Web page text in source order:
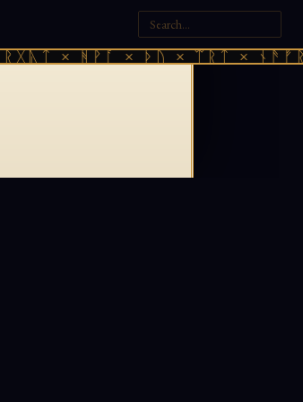
× ᚻᚹᚪ × ᚦᚢ × ᛠᚱᛏ ×